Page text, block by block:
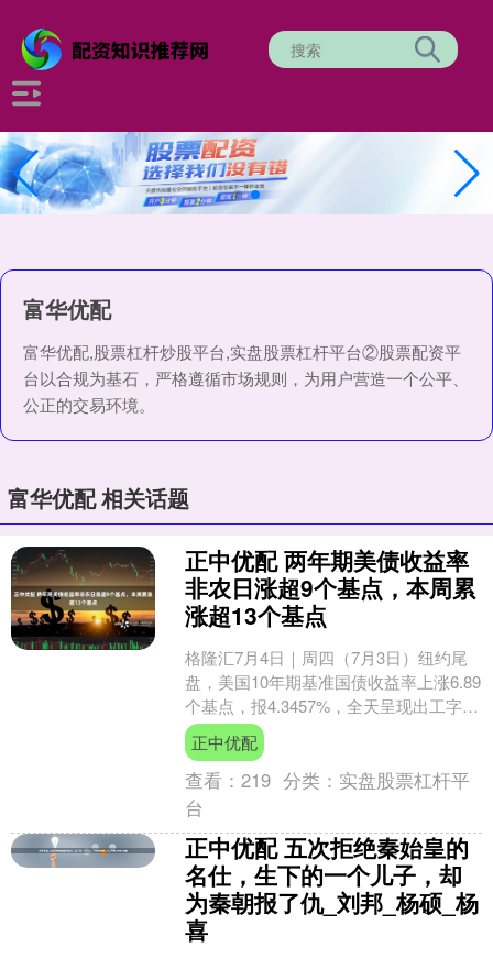
富华优配
富华优配,股票杠杆炒股平台,实盘股票杠杆平台②股票配资平
台以合规为基石，严格遵循市场规则，为用户营造一个公平、
公正的交易环境。
富华优配 相关话题
正中优配 两年期美债收益率
非农日涨超9个基点，本周累
涨超13个基点
格隆汇7月4日｜周四（7月3日）纽约尾
盘，美国10年期基准国债收益率上涨6.89
个基点，报4.3457%，全天呈现出工字形
走势，整体交投于4.2475%-4.3....
正中优配
查看：219 分类： 实盘股票杠杆平
台
正中优配 五次拒绝秦始皇的
名仕，生下的一个儿子，却
为秦朝报了仇_刘邦_杨硕_杨
喜